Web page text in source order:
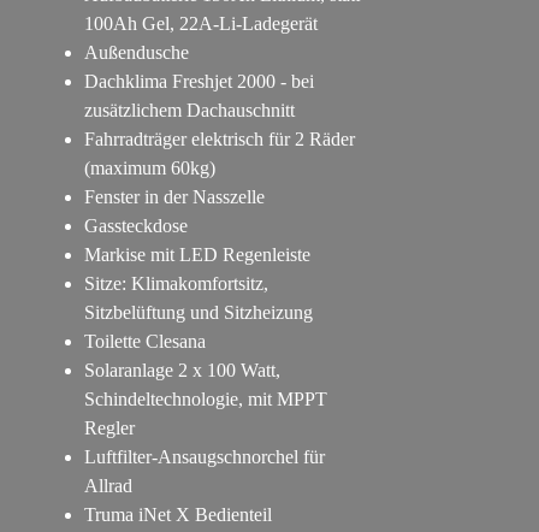
100Ah Gel, 22A-Li-Ladegerät
Außendusche
Dachklima Freshjet 2000 - bei
zusätzlichem Dachauschnitt
Fahrradträger elektrisch für 2 Räder
(maximum 60kg)
Fenster in der Nasszelle
Gassteckdose
Markise mit LED Regenleiste
Sitze: Klimakomfortsitz,
Sitzbelüftung und Sitzheizung
Toilette Clesana
Solaranlage 2 x 100 Watt,
Schindeltechnologie, mit MPPT
Regler
Luftfilter-Ansaugschnorchel für
Allrad
Truma iNet X Bedienteil